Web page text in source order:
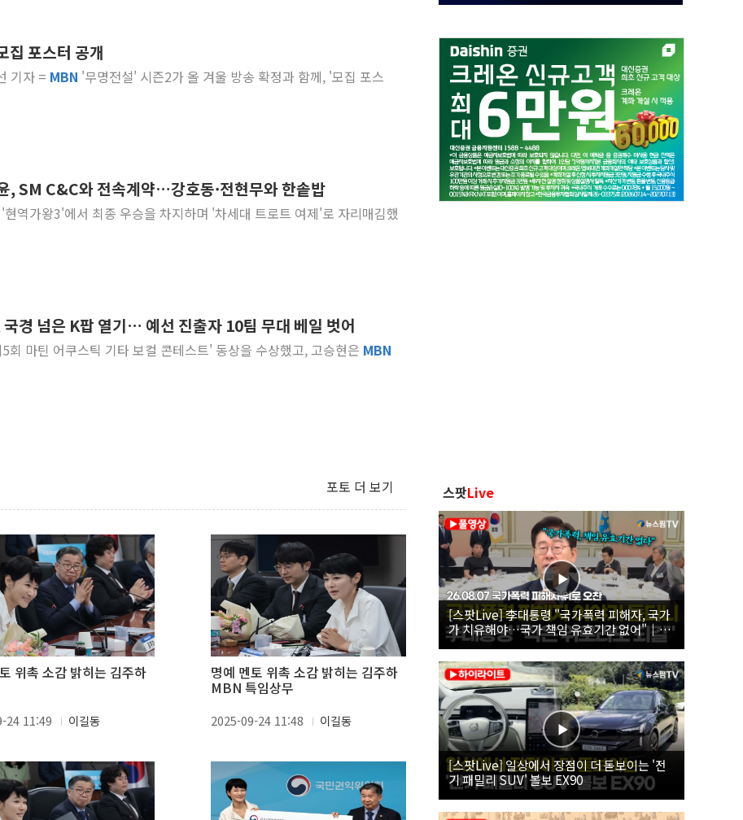
집 포스터 공개
기자 = MBN '무명전설' 시즌2가 올 겨울 방송 확정과 함께, '모집 포스
, SM C&C와 전속계약…강호동·전현무와 한솥밥
'현역가왕3'에서 최종 우승을 차지하며 '차세대 트로트 여제'로 자리매김했
경 넘은 K팝 열기… 예선 진출자 10팀 무대 베일 벗어
회 마틴 어쿠스틱 기타 보컬 콘테스트' 동상을 수상했고, 고승현은 MBN
포토 더 보기
위촉 소감 밝히는 김주하
24 11:49 이길동
명예 멘토 위촉 소감 밝히는 김주하
MBN 특임상무
2025-09-24 11:48 이길동
스팟Live
[스팟Live] 李대통령 "국가폭력 피해자, 국가
가 치유해야…국가 책임 유효기간 없어"｜
26.08.07 국가폭력 피해자 위로 오찬
[스팟Live] 일상에서 장점이 더 돋보이는 '전
기 패밀리 SUV' 볼보 EX90